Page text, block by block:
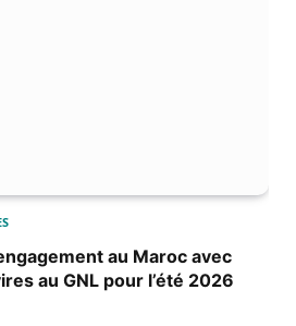
au Maroc avec
au GNL pour l’été 2026